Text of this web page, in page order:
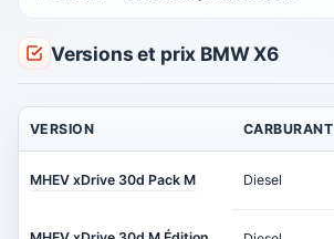
Versions et prix BMW X6
VERSION CARBURANT
MHEV xDrive 30d Pack M Diesel